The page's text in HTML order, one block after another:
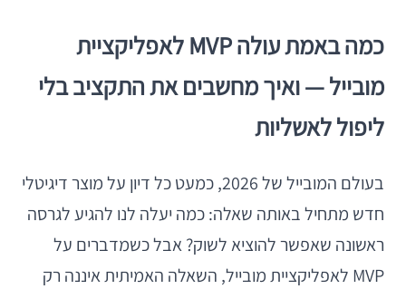
כמה באמת עולה MVP לאפליקציית
מובייל — ואיך מחשבים את התקציב בלי
ליפול לאשליות
בעולם המובייל של 2026, כמעט כל דיון על מוצר דיגיטלי
חדש מתחיל באותה שאלה: כמה יעלה לנו להגיע לגרסה
ראשונה שאפשר להוציא לשוק? אבל כשמדברים על
MVP לאפליקציית מובייל, השאלה האמיתית איננה רק